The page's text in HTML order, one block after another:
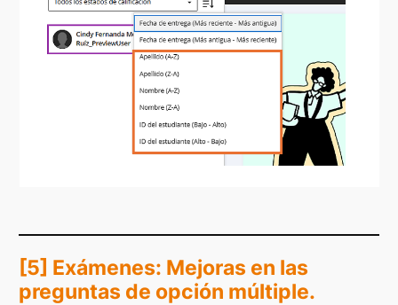
[5] Exámenes: Mejoras en las
preguntas de opción múltiple.